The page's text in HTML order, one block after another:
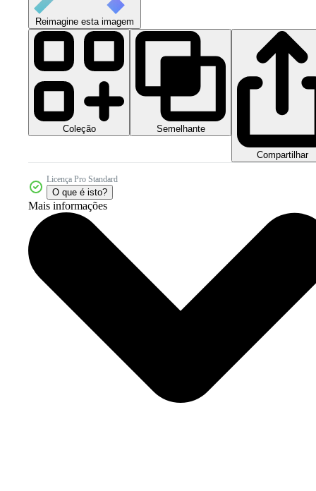
Reimagine esta imagem
Coleção Semelhante
Compartilhar
Licença Pro Standard
O que é isto?
Mais informações